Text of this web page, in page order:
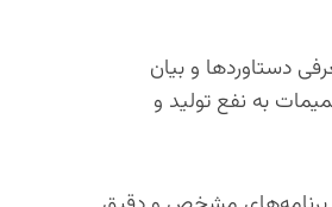
دستاوردها و بیان
به نفع تولید و